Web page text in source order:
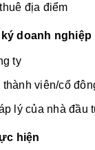
địa điểm
doanh nghiệp
ty
thành viên/cổ
lý của nhà đầu
hiện